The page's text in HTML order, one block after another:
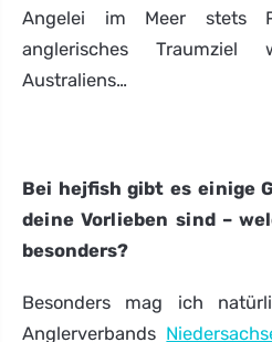
Angelei im Meer stets
anglerisches Traumziel
Australiens…
Bei hejfish gibt es einige
deine Vorlieben sind –
besonders?
Besonders mag ich
Anglerverbands